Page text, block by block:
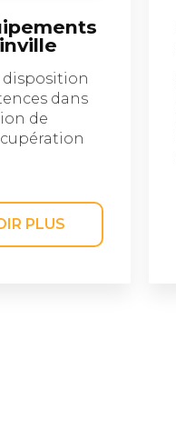
disposition
dans
de
PLUS